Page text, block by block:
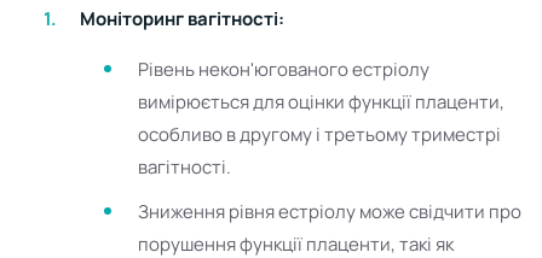
Моніторинг вагітності:
Рівень некон'югованого естріолу
вимірюється для оцінки функції плаценти,
особливо в другому і третьому триместрі
вагітності.
Зниження рівня естріолу може свідчити про
порушення функції плаценти, такі як